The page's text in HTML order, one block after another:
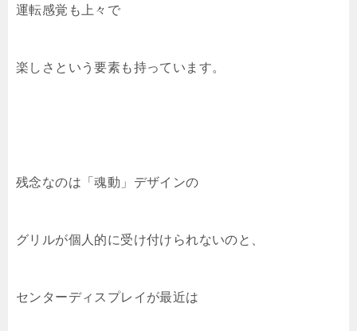
運転感覚も上々で
楽しさという要素も持っています。
残念なのは「魂動」デザインの
グリルが個人的に受け付けられないのと、
センターディスプレイが最近は